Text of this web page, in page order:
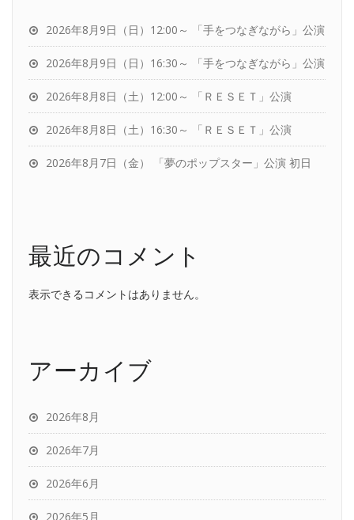
2026年8月9日（日）12:00～ 「手をつなぎながら」公演
2026年8月9日（日）16:30～ 「手をつなぎながら」公演
2026年8月8日（土）12:00～ 「ＲＥＳＥＴ」公演
2026年8月8日（土）16:30～ 「ＲＥＳＥＴ」公演
2026年8月7日（金） 「夢のポップスター」公演 初日
最近のコメント
表示できるコメントはありません。
アーカイブ
2026年8月
2026年7月
2026年6月
2026年5月